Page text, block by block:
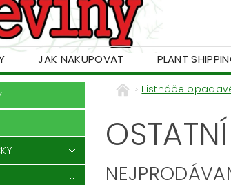
JAK NAKUPOVAT PLANT
Listnáče